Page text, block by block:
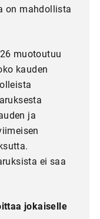
on mahdollista
muotoutuu
kauden
ja
ei saa
jokaiselle